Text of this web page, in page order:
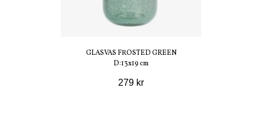
GLASVAS FROSTED GREEN
D:13x19 cm
279 kr